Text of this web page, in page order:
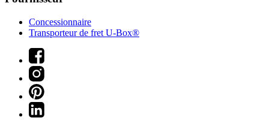
Concessionnaire
Transporteur de fret U-Box®